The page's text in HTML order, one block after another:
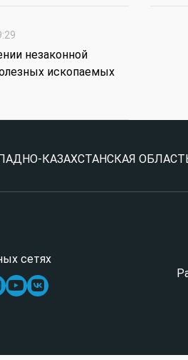
незаконной
ископаемых
КАЗАХСТАНСКАЯ
сетях